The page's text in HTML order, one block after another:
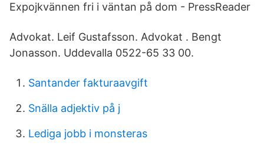
Expojkvännen fri i väntan på dom - PressReader
Advokat. Leif Gustafsson. Advokat . Bengt
Jonasson. Uddevalla 0522-65 33 00.
Santander fakturaavgift
Snälla adjektiv på j
Lediga jobb i monsteras